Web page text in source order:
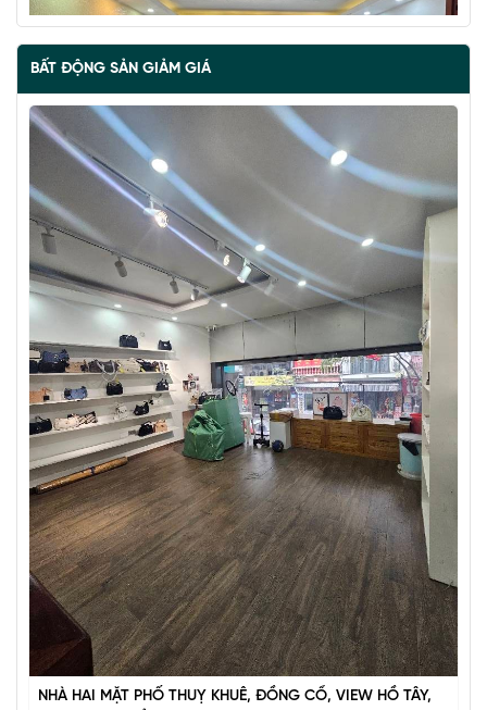
BÁN ĐẢO VŨ MIÊN, SIÊU PHẨM MẶT HỒ TÂY, 2 THOÁNG,
NHÀ DÂN XÂY
67 tỷ•57 m²•1.2 tỷ/m²
Vũ Miên
BẤT ĐỘNG SẢN GIẢM GIÁ
NHÀ HAI MẶT PHỐ THUỴ KHUÊ, ĐỒNG CỔ, VIEW HỒ TÂY,